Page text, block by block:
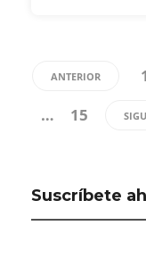
ANTERIOR 1
…
15
Suscríbete